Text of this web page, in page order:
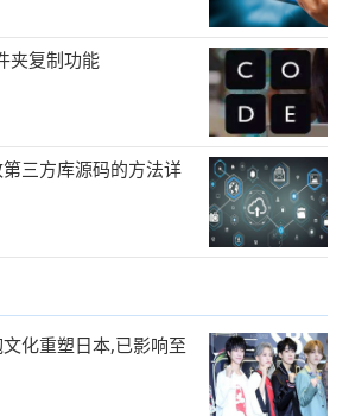
夹复制功能
三方库源码的方法详
化重塑日本,已影响至